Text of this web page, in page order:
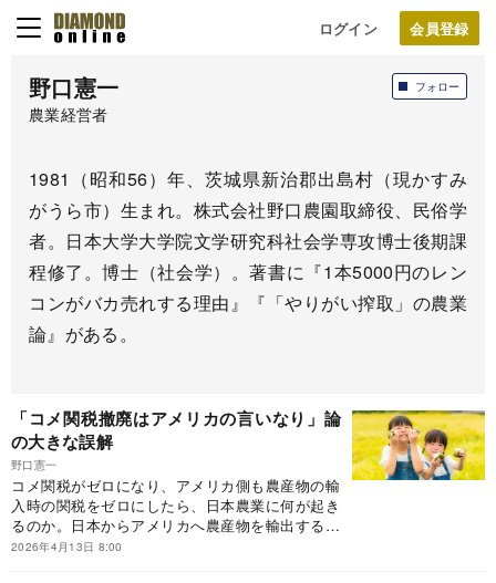
ログイン
フォロー
野口憲一
農業経営者
1981（昭和56）年、茨城県新治郡出島村（現かすみ
がうら市）生まれ。株式会社野口農園取締役、民俗学
者。日本大学大学院文学研究科社会学専攻博士後期課
程修了。博士（社会学）。著書に『1本5000円のレン
コンがバカ売れする理由』『「やりがい搾取」の農業
論』がある。
「コメ関税撤廃はアメリカの言いなり」論
の大きな誤解
野口憲一
コメ関税がゼロになり、アメリカ側も農産物の輸
入時の関税をゼロにしたら、日本農業に何が起き
るのか。日本からアメリカへ農産物を輸出する場
合を想定して、考えてみると意外な結論が見えて
2026年4月13日 8:00